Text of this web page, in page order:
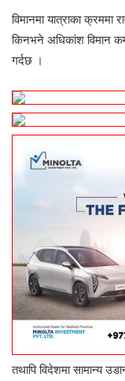
विमानमा यात्राका क्रममा
किनभने अधिकांश विमान
गर्दछ ।
तथापि विदेशमा सामान्य